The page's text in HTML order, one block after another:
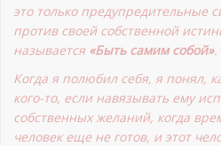
это только предупредительные
против своей собственной
называется «Быть самим собой».
Когда я полюбил себя, я понял,
кого-то, если навязывать ему
собственных желаний, когда
человек еще не готов, и этот